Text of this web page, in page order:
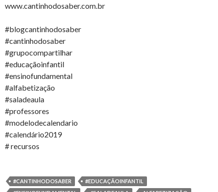
www.cantinhodosaber.com.br
#blogcantinhodosaber
#cantinhodosaber
#grupocompartilhar
#educaçãoinfantil
#ensinofundamental
#alfabetização
#saladeaula
#professores
#modelodecalendario
#calendário2019
# recursos
#CANTINHODOSABER
#EDUCAÇÃOINFANTIL